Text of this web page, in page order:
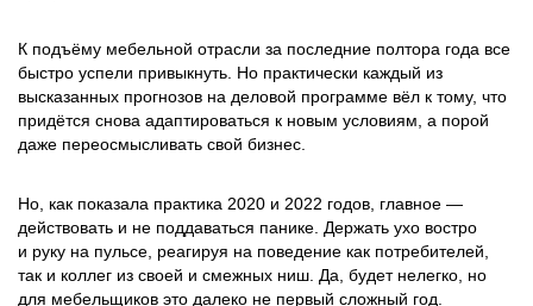
К подъёму мебельной отрасли за последние полтора года все
быстро успели привыкнуть. Но практически каждый из
высказанных прогнозов на деловой программе вёл к тому, что
придётся снова адаптироваться к новым условиям, а порой
даже переосмысливать свой бизнес.
Но, как показала практика 2020 и 2022 годов, главное —
действовать и не поддаваться панике. Держать ухо востро
и руку на пульсе, реагируя на поведение как потребителей,
так и коллег из своей и смежных ниш. Да, будет нелегко, но
для мебельщиков это далеко не первый сложный год.